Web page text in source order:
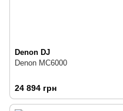
Denon DJ
Denon MC6000
24 894 грн